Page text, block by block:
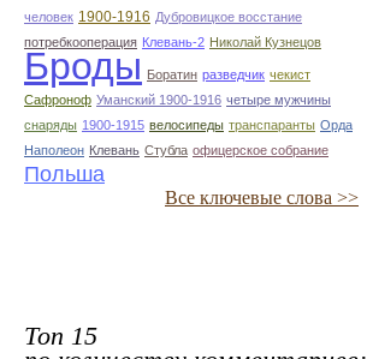
человек 1900-1916 Дубровицкое восстание
потребкооперация Клевань-2 Николай Кузнецов
Броды Боратин разведчик чекист
Сафроноф Уманский 1900-1916 четыре мужчины
снаряды 1900-1915 велосипеды транспаранты Орда
Наполеон Клевань Стубла офицерское собрание
Польша
Все ключевые слова >>
Топ 15